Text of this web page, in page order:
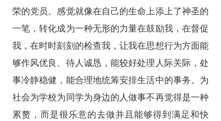
荣的党员。感觉就像在自己的生命上添上了神圣的
一笔，转化成为一种无形的力量在鼓励我，在督促
我，在时时刻刻的检查我，让我在思想行为方面能
够作风优良、待人诚恳，能较好处理人际关际，处
事冷静稳健，能合理地统筹安排生活中的事务。为
社会为学校为同学为身边的人做事不再觉得是一种
累赘，而是很乐意的去做并且能够得到满足和快